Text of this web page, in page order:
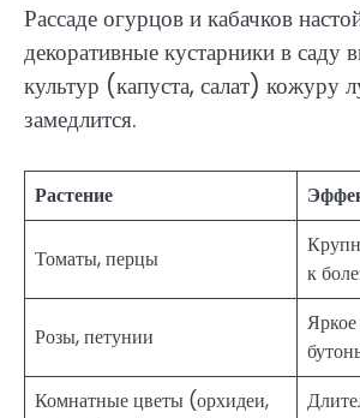
Рассаде огурцов и кабачков
декоративные кустарники в саду
культур (капуста, салат)
замедлится.
Растение
Томаты, перцы
к
Розы, петунии
Комнатные цветы (орхидеи,